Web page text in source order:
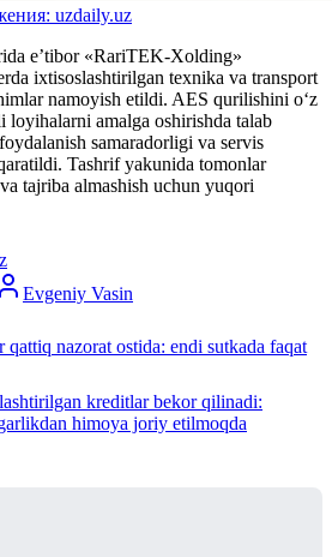
uzdaily.uz
e’tibor «RariTEK-Xolding»
ixtisoslashtirilgan texnika va transport
namoyish etildi. AES qurilishini o‘z
loyihalarni amalga oshirishda talab
samaradorligi va servis
Tashrif yakunida tomonlar
tajriba almashish uchun yuqori
Evgeniy Vasin
nazorat ostida: endi sutkada faqat
kreditlar bekor qilinadi:
himoya joriy etilmoqda